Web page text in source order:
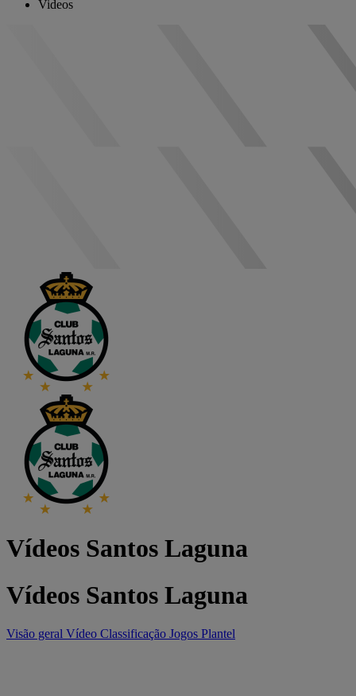
Videos
Vídeos Santos Laguna
Vídeos Santos Laguna
Visão geral Vídeo Classificação Jogos Plantel